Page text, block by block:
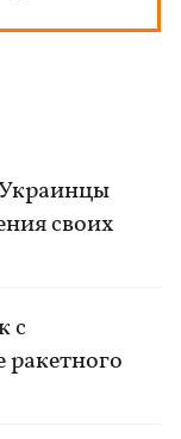
своих
с
ракетного